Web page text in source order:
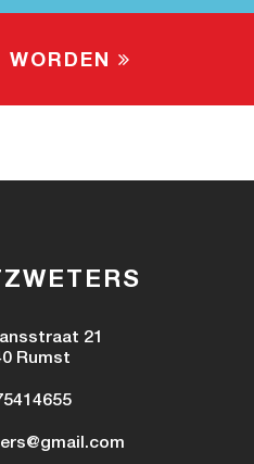
WORDEN
21
Rumst